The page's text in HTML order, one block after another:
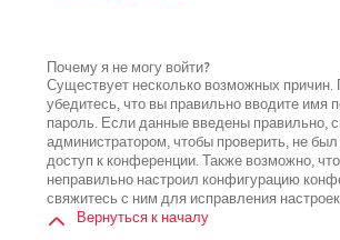
Почему я не могу войти?
Существует несколько возможных причин.
убедитесь, что вы правильно вводите имя
пароль. Если данные введены правильно,
администратором, чтобы проверить, не
доступ к конференции. Также возможно,
неправильно настроил конфигурацию
свяжитесь с ним для исправления
Вернуться к началу